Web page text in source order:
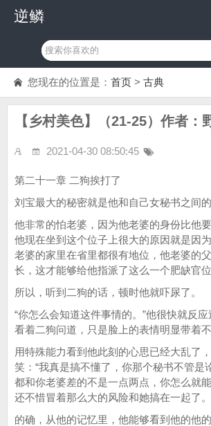
逆鳞
您现在的位置是： 首页 > 古典
【乡村美色】（21-25）作者：
2021-04-30 08:50:45
第二十一章 二狗挨打了
刘宝最大的秘密就是他和自己女秘书之间的
他非常的怕老婆，因为他老婆的身份比他
他现在坐到这个位子上很大的原因就是因
老婆的家里在省里都很有地位，他老婆的
长，这才能够给他指派了这么一个肥缺官位
所以，听到二狗的话，顿时他就吓尿了。
“你怎么会知道这件事情的。”他很快就反
看着二狗问道，只是脸上的表情明显带着不
用特殊能力看到他此刻的心思已经大乱了
笑：“我真是搞不懂了，你那个秘书不管是
都和你老婆差的不是一点两点，你怎么就
还不惜冒着那么大的风险和她搞在一起了
的确，从他的记忆里，他能够看到他的他